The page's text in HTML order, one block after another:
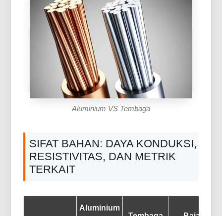
Aluminium VS Tembaga
SIFAT BAHAN: DAYA KONDUKSI,
RESISTIVITAS, DAN METRIK
TERKAIT
Aluminium